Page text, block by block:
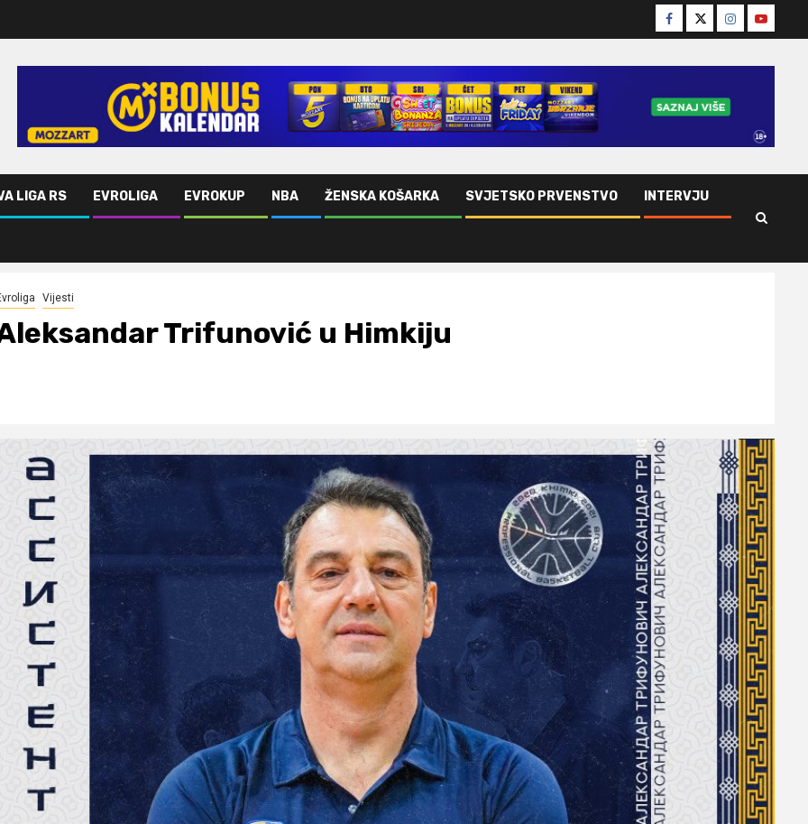
Facebook
TwitterInstagram
Youtube
LIGA RS EVROLIGA EVROKUP NBA ŽENSKA KOŠARKA SVJETSKO PRVENSTVO INTERVJU
Vijesti
Trifunović u Himkiju